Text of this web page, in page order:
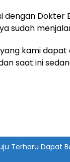
Dokter
sudah
kami dapat
saat ini
Terharu Dapat